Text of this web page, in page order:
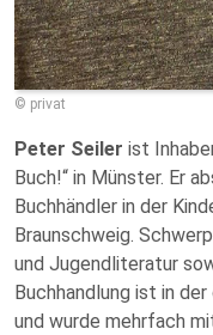
© privat
Peter Seiler ist
Buch!“ in Münster. Er
Buchhändler in der
Braunschweig.
und Jugendliteratur
Buchhandlung ist in
und wurde mehrfach